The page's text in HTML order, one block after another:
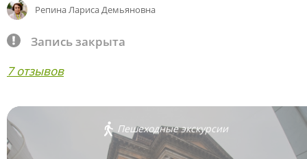
Репина Лариса Демьяновна
Запись закрыта
7 отзывов
Пешеходные экскурсии